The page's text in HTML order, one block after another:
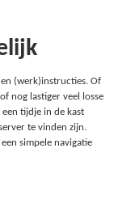
(werk)instructies. Of
nog lastiger veel losse
tijdje in de kast
te vinden zijn.
simpele navigatie